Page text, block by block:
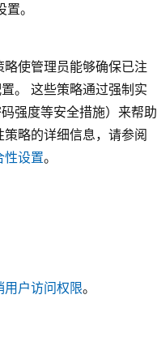
。
使管理员能够确保已注
。 这些策略通过强制实
强度等安全措施）来帮助
略的详细信息，请参阅
设置。
户访问权限。